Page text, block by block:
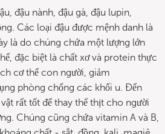
đậu nành, đậu gà, đậu lupin,
Các loại đậu được mệnh danh là
là do chúng chứa một lượng lớn
đặc biệt là chất xơ và protein thực
cơ thể con người, giảm
phòng chống các khối u. Đến
rất tốt để thay thế thịt cho người
Chúng cũng chứa vitamin A và B,